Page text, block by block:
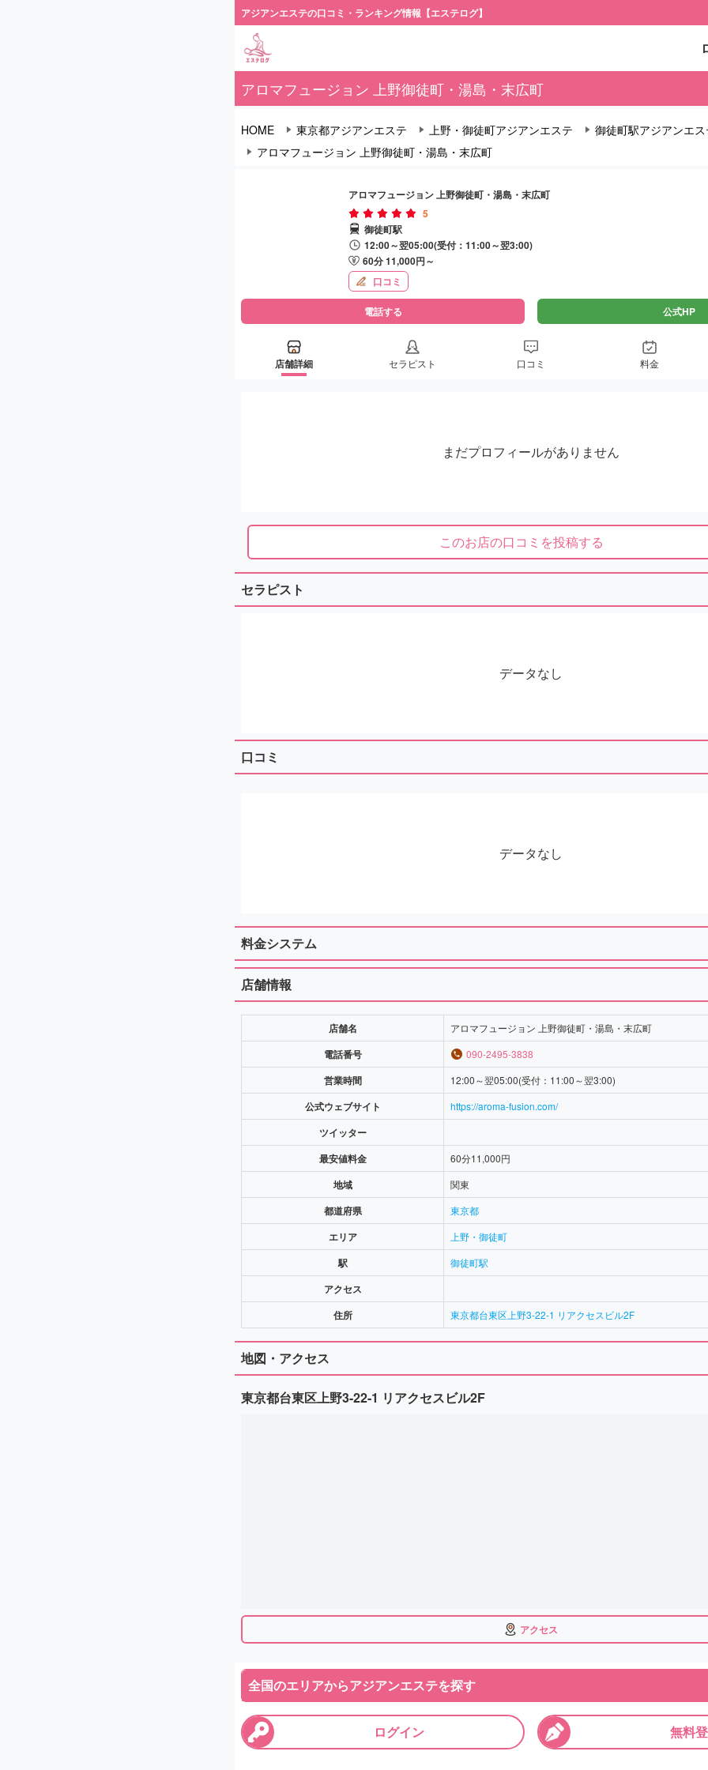
アジアンエステの口コミ・ランキング情報【エステログ】
アロマフュージョン 上野御徒町・湯島・末広町
HOME 東京都アジアンエステ 上野・御徒町アジアンエステ
御徒町駅アジアンエ
アロマフュージョン 上野御徒町・湯島・末広町
アロマフュージョン 上野御徒町・湯島・末広町
5
御徒町駅
12:00～翌05:00(受付：11:00～翌3:00)
60分 11,000円～
口コミ
電話する 公式HP
店舗詳細 セラピスト 口コミ 料金
まだプロフィールがありません
このお店の口コミを投稿する
セラピスト
データなし
口コミ
データなし
料金システム
店舗情報
店舗名 アロマフュージョン 上野御徒町・湯島・末広町
電話番号 090-2495-3838
営業時間 12:00～翌05:00(受付：11:00～翌3:00)
公式ウェブサイト https://aroma-fusion.com/
ツイッター
最安値料金
60分11,000円
地域 関東
都道府県 東京都
エリア 上野・御徒町
駅 御徒町駅
アクセス
住所
東京都台東区上野3-22-1 リアクセスビル2F
地図・アクセス
東京都台東区上野3-22-1 リアクセスビル2F
アクセス
全国のエリアからアジアンエステを探す
ログイン 無料